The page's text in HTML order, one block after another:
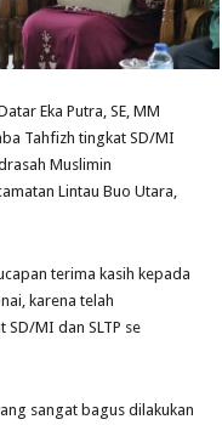
Eka Putra, SE, MM
Tahfizh tingkat SD/MI
Muslimin
Lintau Buo Utara,
terima kasih kepada
karena telah
MI dan SLTP se
sangat bagus dilakukan